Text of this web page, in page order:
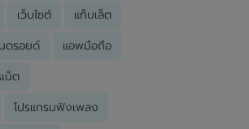
เว็บไซต์ แท็บเล็ต
ดรอยด์ แอพมือถือ
เน็ต
โปรแกรมฟังเพลง